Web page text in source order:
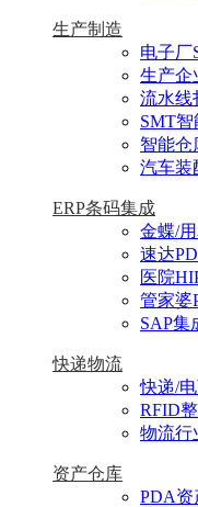
生产制造
电子厂
生产企
流水线
SMT
智能仓
汽车装
ERP条码集成
金蝶/
速达
医院
管家婆
SAP集
快递物流
快递/
RFID
物流行
资产仓库
PDA资